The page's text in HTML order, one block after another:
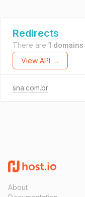
Redirects
There are 1 domains
View API →
sna.com.br
About